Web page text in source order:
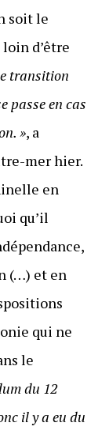
soit le
d’être
transition
passe en cas
», a
mer hier.
en
qu’il
(…) et en
qui ne
le
du 12
il y a eu du